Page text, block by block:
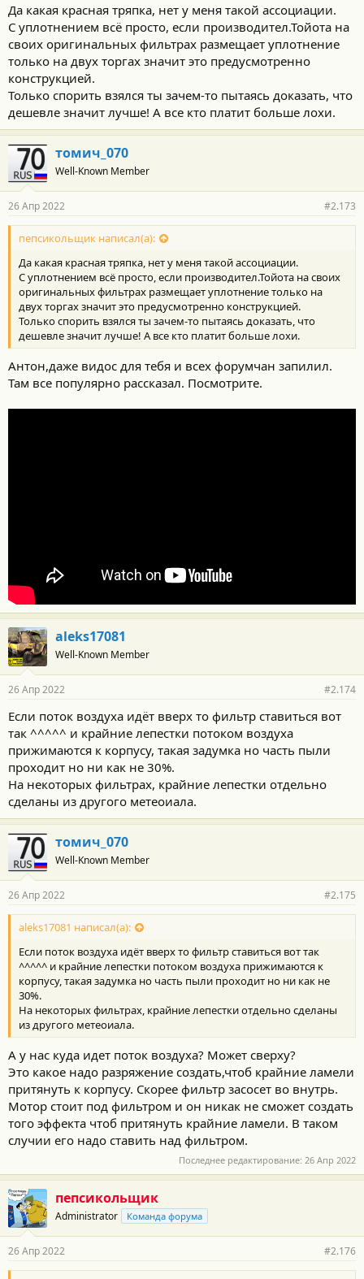
Да какая красная тряпка, нет у меня такой ассоциации.
С уплотнением всё просто, если производител.Тойота на
своих оригинальных фильтрах размещает уплотнение
только на двух торгах значит это предусмотренно
конструкцией.
Только спорить взялся ты зачем-то пытаясь доказать, что
дешевле значит лучше! А все кто платит больше лохи.
томич_070
Well-Known Member
26 Апр 2022 #2.173
пепсикольщик написал(а):
Да какая красная тряпка, нет у меня такой ассоциации.
С уплотнением всё просто, если производител.Тойота на своих
оригинальных фильтрах размещает уплотнение только на
двух торгах значит это предусмотренно конструкцией.
Только спорить взялся ты зачем-то пытаясь доказать, что
дешевле значит лучше! А все кто платит больше лохи.
Антон,даже видос для тебя и всех форумчан запилил.
Там все популярно рассказал. Посмотрите.
aleks17081
Well-Known Member
26 Апр 2022 #2.174
Если поток воздуха идёт вверх то фильтр ставиться вот
так ^^^^^ и крайние лепестки потоком воздуха
прижимаются к корпусу, такая задумка но часть пыли
проходит но ни как не 30%.
На некоторых фильтрах, крайние лепестки отдельно
сделаны из другого метеоиала.
томич_070
Well-Known Member
26 Апр 2022 #2.175
aleks17081 написал(а):
Если поток воздуха идёт вверх то фильтр ставиться вот так
^^^^^ и крайние лепестки потоком воздуха прижимаются к
корпусу, такая задумка но часть пыли проходит но ни как не
30%.
На некоторых фильтрах, крайние лепестки отдельно сделаны
из другого метеоиала.
А у нас куда идет поток воздуха? Может сверху?
Это какое надо разряжение создать,чтоб крайние ламели
притянуть к корпусу. Скорее фильтр засосет во внутрь.
Мотор стоит под фильтром и он никак не сможет создать
того эффекта чтоб притянуть крайние ламели. В таком
случии его надо ставить над фильтром.
Последнее редактирование: 26 Апр 2022
пепсикольщик
Administrator Команда форума
26 Апр 2022 #2.176